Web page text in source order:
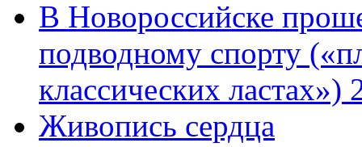
В Новороссийске
подводному спорту
классических
Живопись сердца